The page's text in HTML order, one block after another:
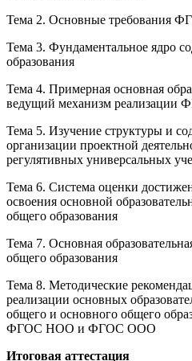
Тема 2. Основные требования
Тема 3. Фундаментальное ядро
образования
Тема 4. Примерная основная
ведущий механизм реализации
Тема 5. Изучение структуры и
организации проектной
регулятивных универсальных
Тема 6. Система оценки
освоения основной
общего образования
Тема 7. Основная
общего образования
Тема 8. Методические
реализации основных
общего и основного общего
ФГОС НОО и ФГОС ООО
Итоговая аттестация